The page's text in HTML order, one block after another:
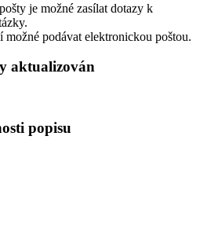
je možné zasílat dotazy k
možné podávat elektronickou poštou.
aktualizován
popisu